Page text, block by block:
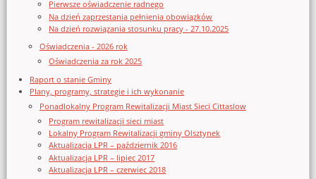
Pierwsze oświadczenie radnego
Na dzień zaprzestania pełnienia obowiązków
Na dzień rozwiązania stosunku pracy - 27.10.2025
Oświadczenia - 2026 rok
Oświadczenia za rok 2025
Raport o stanie Gminy
Plany, programy, strategie i ich wykonanie
Ponadlokalny Program Rewitalizacji Miast Sieci Cittaslow
Program rewitalizacji sieci miast
Lokalny Program Rewitalizacji gminy Olsztynek
Aktualizacja LPR – październik 2016
Aktualizacja LPR – lipiec 2017
Aktualizacja LPR – czerwiec 2018